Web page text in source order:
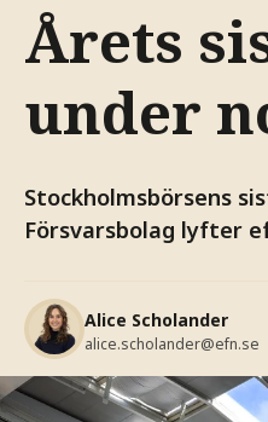
Årets
under
Stockholmsbörsens
Försvarsbolag lyfter
Alice Scholander
alice.scholander@efn.se